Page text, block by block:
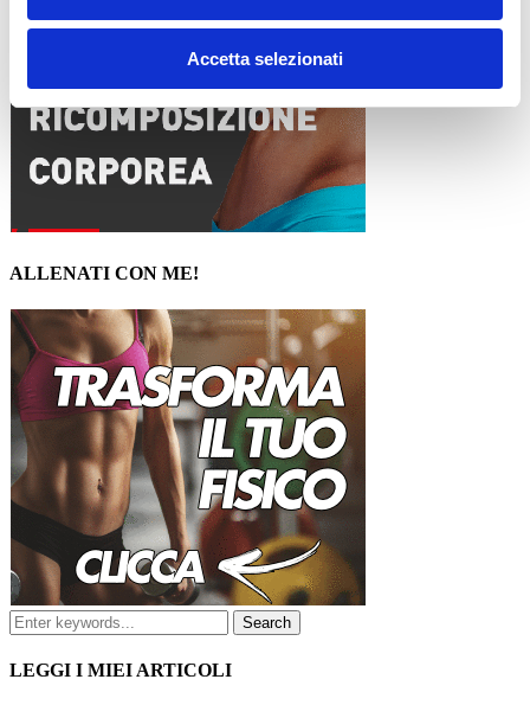
Accetta selezionati
ALLENATI CON ME!
LEGGI I MIEI ARTICOLI